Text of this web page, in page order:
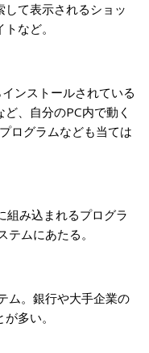
て表示されるショッ
など。
ンストールされている
、自分のPC内で動く
ログラムなども当ては
組み込まれるプログラ
ムにあたる。
ム。銀行や大手企業の
多い。